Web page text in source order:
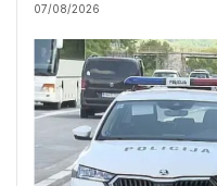
07/08/2026